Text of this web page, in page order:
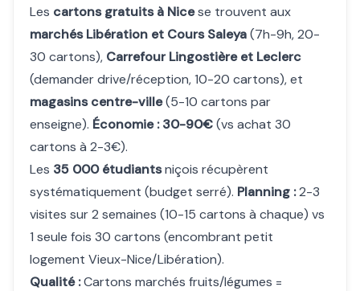
Les cartons gratuits à Nicese trouvent aux
marchés Libération et Cours Saleya(7h-9h, 20-
30 cartons), Carrefour Lingostière et Leclerc
(demander drive/réception, 10-20 cartons), et
magasins centre-ville(5-10 cartons par
enseigne). Économie : 30-90€(vs achat 30
cartons à 2-3€).
Les 35 000 étudiantsniçois récupèrent
systématiquement (budget serré). Planning :2-3
visites sur 2 semaines (10-15 cartons à chaque) vs
1 seule fois 30 cartons (encombrant petit
logement Vieux-Nice/Libération).
Qualité :Cartons marchés fruits/légumes =